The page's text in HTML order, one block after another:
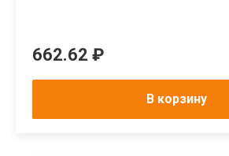
662.62 ₽
В корзину